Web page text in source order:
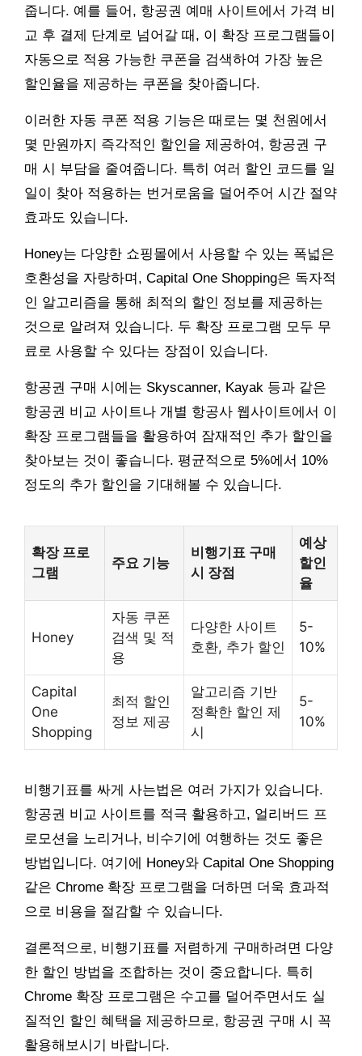
줍니다. 예를 들어, 항공권 예매 사이트에서 가격 비
교 후 결제 단계로 넘어갈 때, 이 확장 프로그램들이
자동으로 적용 가능한 쿠폰을 검색하여 가장 높은
할인율을 제공하는 쿠폰을 찾아줍니다.
이러한 자동 쿠폰 적용 기능은 때로는 몇 천원에서
몇 만원까지 즉각적인 할인을 제공하여, 항공권 구
매 시 부담을 줄여줍니다. 특히 여러 할인 코드를 일
일이 찾아 적용하는 번거로움을 덜어주어 시간 절약
효과도 있습니다.
Honey는 다양한 쇼핑몰에서 사용할 수 있는 폭넓은
호환성을 자랑하며, Capital One Shopping은 독자적
인 알고리즘을 통해 최적의 할인 정보를 제공하는
것으로 알려져 있습니다. 두 확장 프로그램 모두 무
료로 사용할 수 있다는 장점이 있습니다.
항공권 구매 시에는 Skyscanner, Kayak 등과 같은
항공권 비교 사이트나 개별 항공사 웹사이트에서 이
확장 프로그램들을 활용하여 잠재적인 추가 할인을
찾아보는 것이 좋습니다. 평균적으로 5%에서 10%
정도의 추가 할인을 기대해볼 수 있습니다.
확장 프로
그램
주요 기능
비행기표 구매
시 장점
예상
할인
율
Honey
자동 쿠폰
검색 및 적
용
다양한 사이트
호환, 추가 할인
5-
10%
Capital
One
Shopping
최적 할인
정보 제공
알고리즘 기반
정확한 할인 제
시
5-
10%
비행기표를 싸게 사는법은 여러 가지가 있습니다.
항공권 비교 사이트를 적극 활용하고, 얼리버드 프
로모션을 노리거나, 비수기에 여행하는 것도 좋은
방법입니다. 여기에 Honey와 Capital One Shopping
같은 Chrome 확장 프로그램을 더하면 더욱 효과적
으로 비용을 절감할 수 있습니다.
결론적으로, 비행기표를 저렴하게 구매하려면 다양
한 할인 방법을 조합하는 것이 중요합니다. 특히
Chrome 확장 프로그램은 수고를 덜어주면서도 실
질적인 할인 혜택을 제공하므로, 항공권 구매 시 꼭
활용해보시기 바랍니다.